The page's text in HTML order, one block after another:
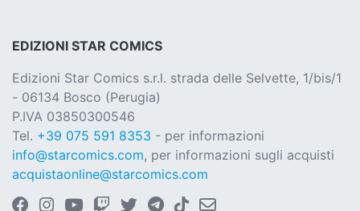
EDIZIONI STAR COMICS
Edizioni Star Comics s.r.l. strada delle Selvette, 1/bis/1
- 06134 Bosco (Perugia)
P.IVA 03850300546
Tel. +39 075 591 8353 - per informazioni
info@starcomics.com, per informazioni sugli acquisti
acquistaonline@starcomics.com